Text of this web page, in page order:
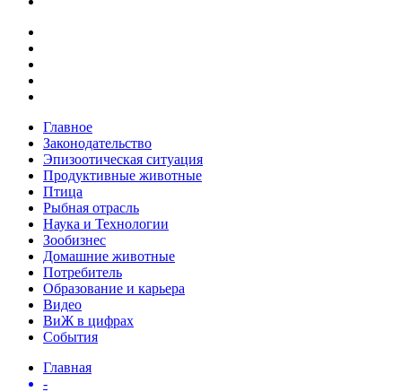
Главное
Законодательство
Эпизоотическая ситуация
Продуктивные животные
Птица
Рыбная отрасль
Наука и Технологии
Зообизнес
Домашние животные
Потребитель
Образование и карьера
Видео
ВиЖ в цифрах
События
Главная
-